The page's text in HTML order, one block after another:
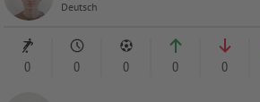
Deutsch
0 0 0 0 0